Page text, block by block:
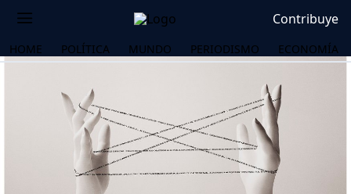
Contribuye
HOME POLÍTICA MUNDO PERIODISMO ECONOMÍA